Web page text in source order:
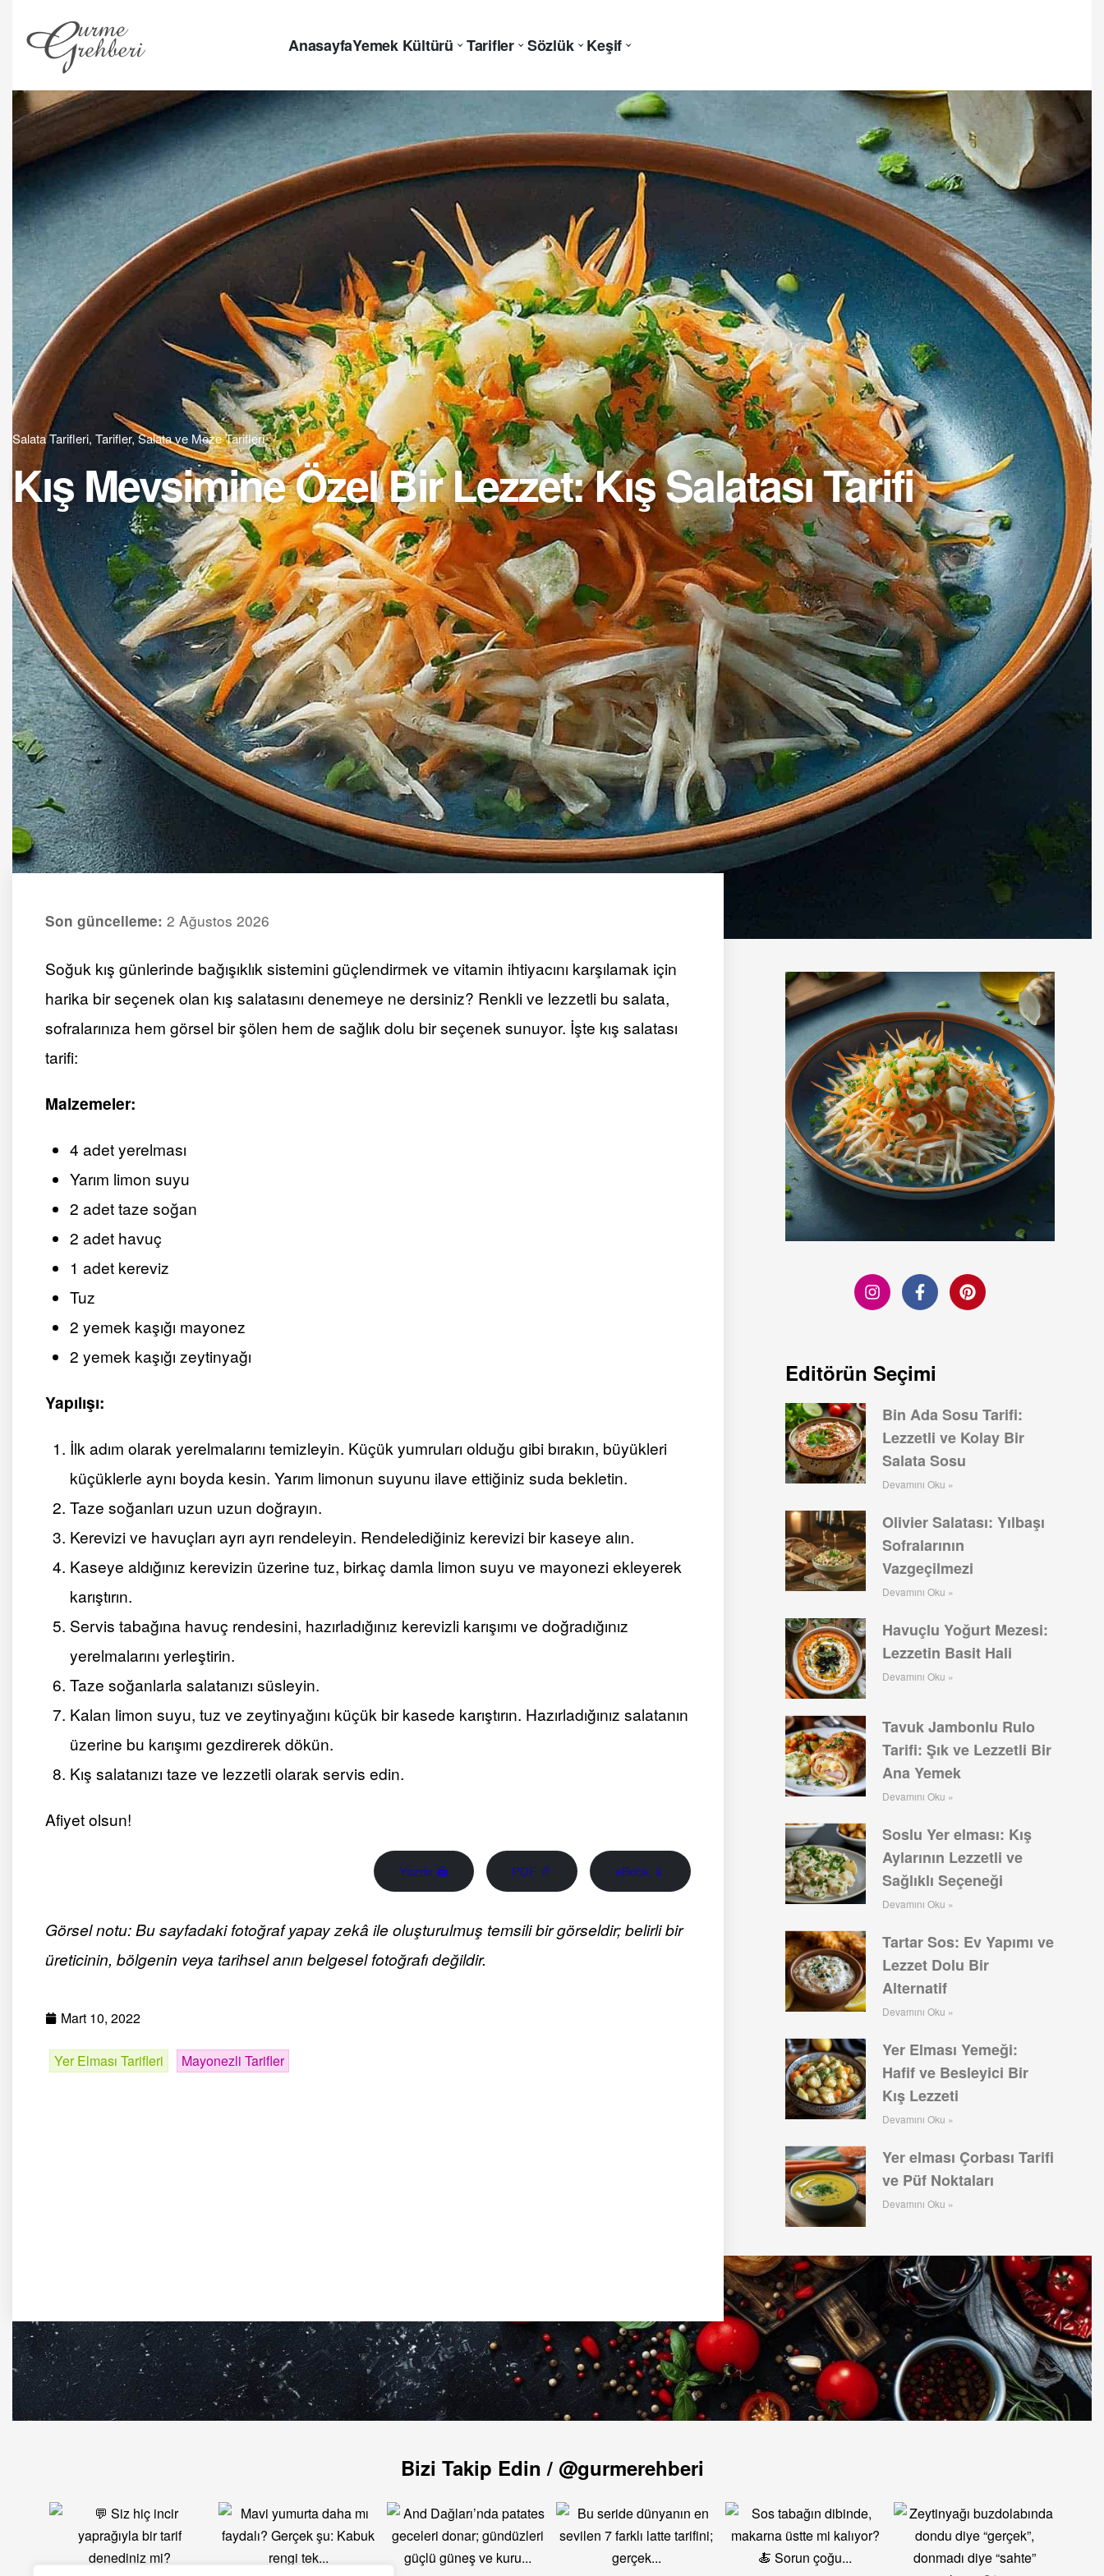
AnasayfaYemek Kültürü Tarifler Sözlük Keşif
Salata Tarifleri, Tarifler,Salata ve Meze Tarifleri
Kış Mevsimine Özel Bir Lezzet: Kış Salatası Tarifi
Son güncelleme: 2 Ağustos 2026
Soğuk kış günlerinde bağışıklık sistemini güçlendirmek ve vitamin ihtiyacını karşılamak için
harika bir seçenek olan kış salatasını denemeye ne dersiniz? Renkli ve lezzetli bu salata,
sofralarınıza hem görsel bir şölen hem de sağlık dolu bir seçenek sunuyor. İşte kış salatası
tarifi:
Malzemeler:
4 adet yerelması
Yarım limon suyu
2 adet taze soğan
2 adet havuç
1 adet kereviz
Tuz
2 yemek kaşığı mayonez
2 yemek kaşığı zeytinyağı
Yapılışı:
İlk adım olarak yerelmalarını temizleyin. Küçük yumruları olduğu gibi bırakın, büyükleri
küçüklerle aynı boyda kesin. Yarım limonun suyunu ilave ettiğiniz suda bekletin.
Taze soğanları uzun uzun doğrayın.
Kerevizi ve havuçları ayrı ayrı rendeleyin. Rendelediğiniz kerevizi bir kaseye alın.
Kaseye aldığınız kerevizin üzerine tuz, birkaç damla limon suyu ve mayonezi ekleyerek
karıştırın.
Servis tabağına havuç rendesini, hazırladığınız kerevizli karışımı ve doğradığınız
yerelmalarını yerleştirin.
Taze soğanlarla salatanızı süsleyin.
Kalan limon suyu, tuz ve zeytinyağını küçük bir kasede karıştırın. Hazırladığınız salatanın
üzerine bu karışımı gezdirerek dökün.
Kış salatanızı taze ve lezzetli olarak servis edin.
Afiyet olsun!
Yazdır 🖨 PDF 📄 eBook 📱
Görsel notu: Bu sayfadaki fotoğraf yapay zekâ ile oluşturulmuş temsili bir görseldir; belirli bir
üreticinin, bölgenin veya tarihsel anın belgesel fotoğrafı değildir.
Mart 10, 2022
Yer Elması Tarifleri Mayonezli Tarifler
Editörün Seçimi
Bin Ada Sosu Tarifi:
Lezzetli ve Kolay Bir
Salata Sosu
Devamını Oku »
Olivier Salatası: Yılbaşı
Sofralarının
Vazgeçilmezi
Devamını Oku »
Havuçlu Yoğurt Mezesi:
Lezzetin Basit Hali
Devamını Oku »
Tavuk Jambonlu Rulo
Tarifi: Şık ve Lezzetli Bir
Ana Yemek
Devamını Oku »
Soslu Yer elması: Kış
Aylarının Lezzetli ve
Sağlıklı Seçeneği
Devamını Oku »
Tartar Sos: Ev Yapımı ve
Lezzet Dolu Bir
Alternatif
Devamını Oku »
Yer Elması Yemeği:
Hafif ve Besleyici Bir
Kış Lezzeti
Devamını Oku »
Yer elması Çorbası Tarifi
ve Püf Noktaları
Devamını Oku »
Bizi Takip Edin / @gurmerehberi